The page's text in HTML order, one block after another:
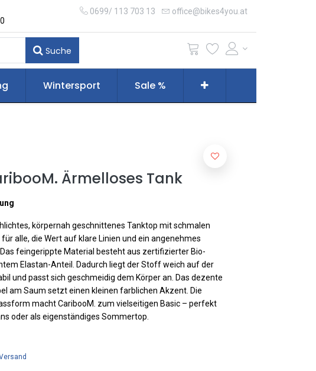
0699/ 113 703 13 office@bikes4you.at
Suche
Wintersport Sale %
Ärmelloses Tank
körpernah geschnittenes Tanktop mit schmalen
alle, die Wert auf klare Linien und ein angenehmes
feingerippte Material besteht aus zertifizierter Bio-
Elastan-Anteil. Dadurch liegt der Stoff weich auf der
und passt sich geschmeidig dem Körper an. Das dezente
am Saum setzt einen kleinen farblichen Akzent. Die
macht CaribooM. zum vielseitigen Basic – perfekt
oder als eigenständiges Sommertop.